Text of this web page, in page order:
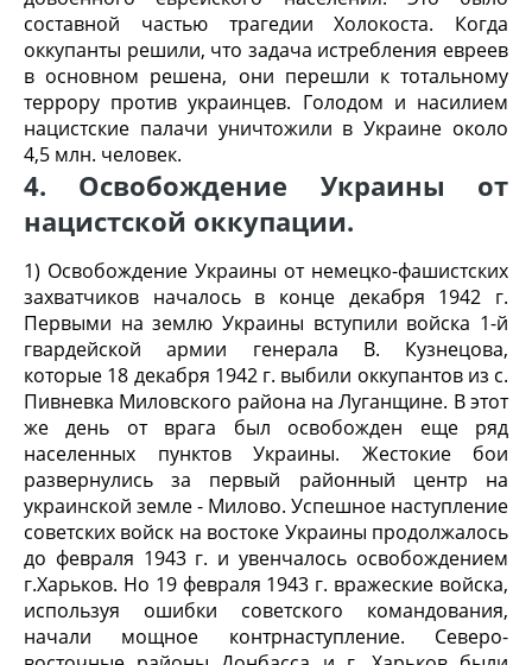
составной частью трагедии Холокоста. Когда
оккупанты решили, что задача истребления евреев
в основном решена, они перешли к тотальному
террору против украинцев. Голодом и насилием
нацистские палачи уничтожили в Украине около
4,5 млн. человек.
4. Освобождение Украины от
нацистской оккупации.
1) Освобождение Украины от немецко-фашистских
захватчиков началось в конце декабря 1942 г.
Первыми на землю Украины вступили войска 1-й
гвардейской армии генерала В. Кузнецова,
которые 18 декабря 1942 г. выбили оккупантов из с.
Пивневка Миловского района на Луганщине. В этот
же день от врага был освобожден еще ряд
населенных пунктов Украины. Жестокие бои
развернулись за первый районный центр на
украинской земле - Милово. Успешное наступление
советских войск на востоке Украины продолжалось
до февраля 1943 г. и увенчалось освобождением
г.Харьков. Но 19 февраля 1943 г. вражеские войска,
используя ошибки советского командования,
начали мощное контрнаступление. Северо-